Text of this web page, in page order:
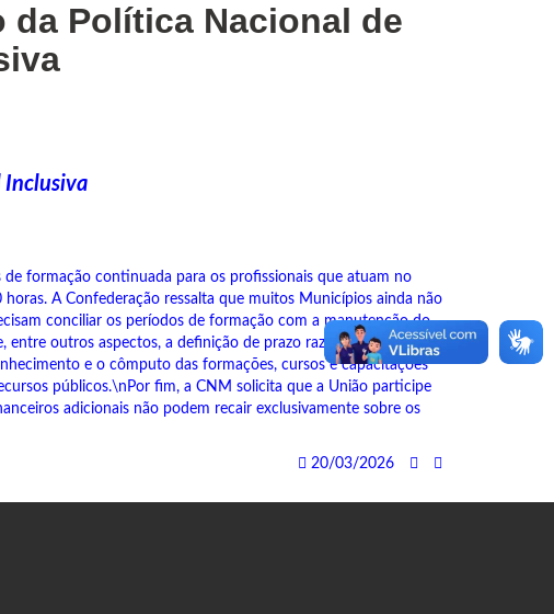
da Política Nacional de
Inclusiva
formação continuada para os profissionais que atuam no
A Confederação ressalta que muitos Municípios ainda não
conciliar os períodos de formação com a manutenção do
outros aspectos, a definição de prazo razoável para que
e o cômputo das formações, cursos e capacitações
públicos.\nPor fim, a CNM solicita que a União participe
adicionais não podem recair exclusivamente sobre os
20/03/2026